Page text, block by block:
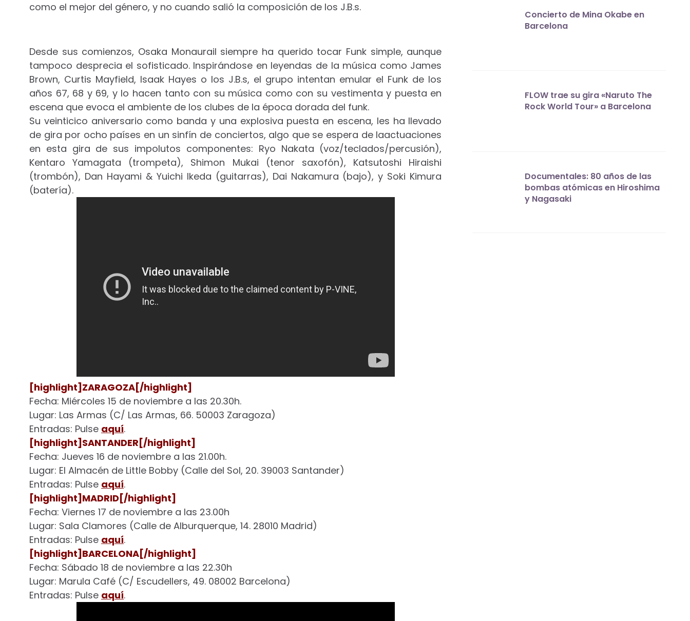
como el mejor del género, y no cuando salió la composición de los J.B.s.
Desde sus comienzos, Osaka Monaurail siempre ha querido tocar Funk simple, aunque
tampoco desprecia el sofisticado. Inspirándose en leyendas de la música como James
Brown, Curtis Mayfield, Isaak Hayes o los J.B.s, el grupo intentan emular el Funk de los
años 67, 68 y 69, y lo hacen tanto con su música como con su vestimenta y puesta en
escena que evoca el ambiente de los clubes de la época dorada del funk.
Su veinticico aniversario como banda y una explosiva puesta en escena, les ha llevado
de gira por ocho países en un sinfín de conciertos, algo que se espera de laactuaciones
en esta gira de sus impolutos componentes: Ryo Nakata (voz/teclados/percusión),
Kentaro Yamagata (trompeta), Shimon Mukai (tenor saxofón), Katsutoshi Hiraishi
(trombón), Dan Hayami & Yuichi Ikeda (guitarras), Dai Nakamura (bajo), y Soki Kimura
(batería).
[highlight]ZARAGOZA[/highlight]
Fecha: Miércoles 15 de noviembre a las 20.30h.
Lugar: Las Armas (C/ Las Armas, 66. 50003 Zaragoza)
Entradas: Pulse aquí.
[highlight]SANTANDER[/highlight]
Fecha: Jueves 16 de noviembre a las 21.00h.
Lugar: El Almacén de Little Bobby (Calle del Sol, 20. 39003 Santander)
Entradas: Pulse aquí.
[highlight]MADRID[/highlight]
Fecha: Viernes 17 de noviembre a las 23.00h
Lugar: Sala Clamores (Calle de Alburquerque, 14. 28010 Madrid)
Entradas: Pulse aquí.
[highlight]BARCELONA[/highlight]
Fecha: Sábado 18 de noviembre a las 22.30h
Lugar: Marula Café (C/ Escudellers, 49. 08002 Barcelona)
Entradas: Pulse aquí.
Concierto de Mina Okabe en
Barcelona
FLOW trae su gira «Naruto The
Rock World Tour» a Barcelona
Documentales: 80 años de las
bombas atómicas en Hiroshima
y Nagasaki